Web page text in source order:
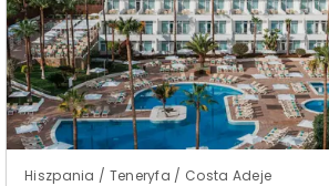
Hiszpania / Teneryfa / Costa Adeje